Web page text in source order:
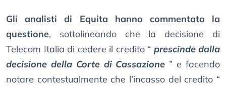
Gli analisti di Equita hanno commentato la
questione, sottolineando che la decisione di
Telecom Italia di cedere il credito “ prescinde dalla
decisione della Corte di Cassazione ” e facendo
notare contestualmente che l’incasso del credito “